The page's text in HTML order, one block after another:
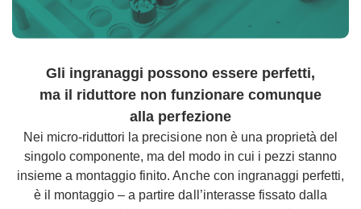
Gli ingranaggi possono essere perfetti,
ma il riduttore non funzionare comunque
alla perfezione
Nei micro-riduttori la precisione non è una proprietà del
singolo componente, ma del modo in cui i pezzi stanno
insieme a montaggio finito. Anche con ingranaggi perfetti,
è il montaggio – a partire dall’interasse fissato dalla